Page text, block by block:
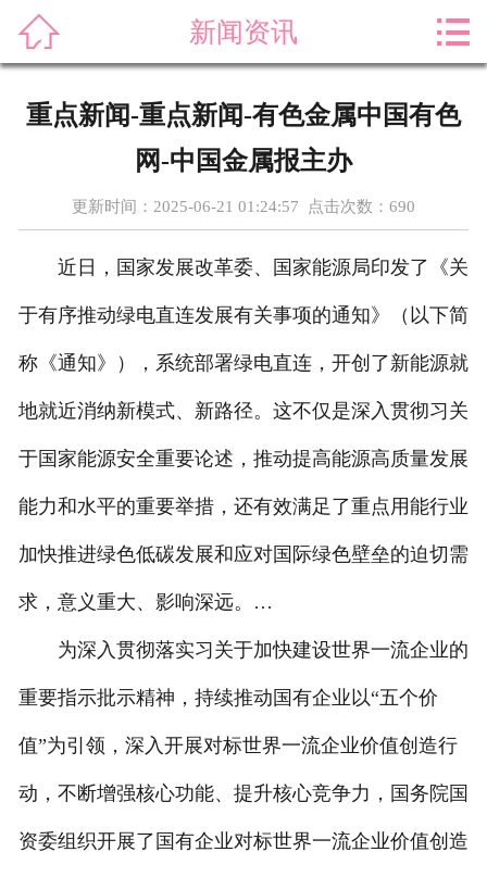
产品展示
新闻资讯
案例展示
售后服务
科普知识
荣誉资质
 新闻资讯 
重点新闻-重点新闻-有色金属中国有色
网-中国金属报主办
更新时间：2025-06-21 01:24:57 点击次数： 690
近日，国家发展改革委、国家能源局印发了《关
于有序推动绿电直连发展有关事项的通知》（以下简
称《通知》），系统部署绿电直连，开创了新能源就
地就近消纳新模式、新路径。这不仅是深入贯彻习关
于国家能源安全重要论述，推动提高能源高质量发展
能力和水平的重要举措，还有效满足了重点用能行业
加快推进绿色低碳发展和应对国际绿色壁垒的迫切需
求，意义重大、影响深远。…
为深入贯彻落实习关于加快建设世界一流企业的
重要指示批示精神，持续推动国有企业以“五个价
值”为引领，深入开展对标世界一流企业价值创造行
动，不断增强核心功能、提升核心竞争力，国务院国
资委组织开展了国有企业对标世界一流企业价值创造